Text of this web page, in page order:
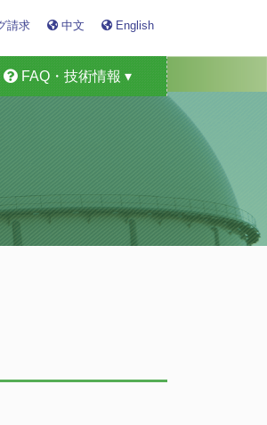
請求 中文 English
FAQ・技術情報 ▾